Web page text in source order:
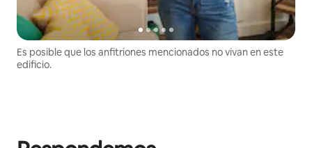
Es posible que los anfitriones mencionados no vivan en este
edificio.